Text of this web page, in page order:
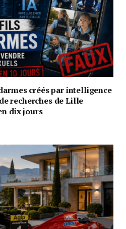
créés par intelligence
recherches de Lille
dix jours